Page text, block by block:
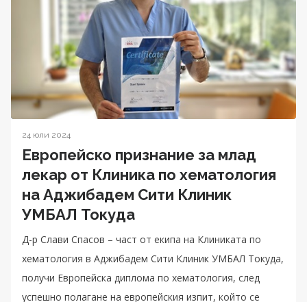
24 юли 2024
Европейско признание за млад
лекар от Клиника по хематология
на Аджибадем Сити Клиник
УМБАЛ Токуда
Д-р Слави Спасов – част от екипа на Клиниката по
хематология в Аджибадем Сити Клиник УМБАЛ Токуда,
получи Европейска диплома по хематология, след
успешно полагане на европейския изпит, който се